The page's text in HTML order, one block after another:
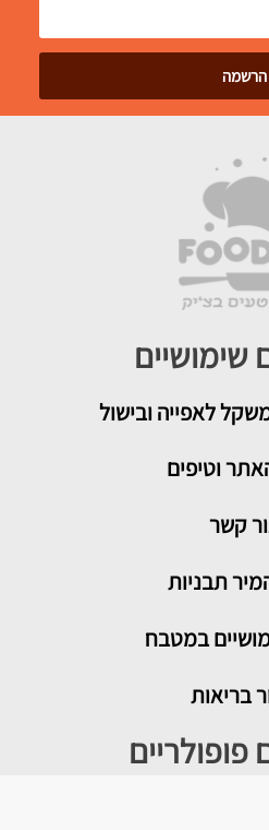
שימושיים
לאפייה ובישול
וטיפים
קשר
תבניות
במטבח
בריאות
פופולריים